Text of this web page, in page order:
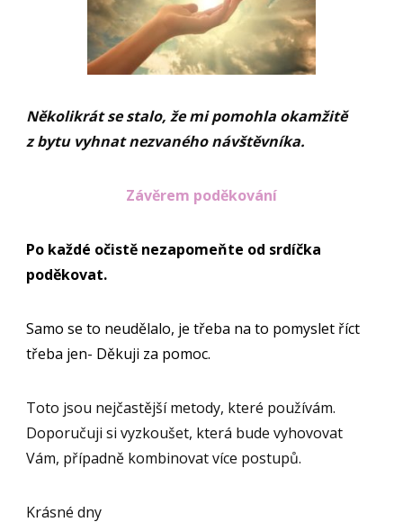
Několikrát se stalo, že mi pomohla okamžitě
z bytu vyhnat nezvaného návštěvníka.
Závěrem poděkování
Po každé očistě nezapomeňte od srdíčka
poděkovat.
Samo se to neudělalo, je třeba na to pomyslet říct
třeba jen- Děkuji za pomoc.
Toto jsou nejčastější metody, které používám.
Doporučuji si vyzkoušet, která bude vyhovovat
Vám, případně kombinovat více postupů.
Krásné dny